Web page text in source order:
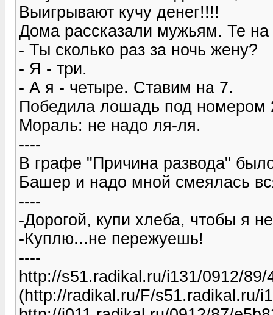
Выигрывают кучу денег!!!!
Дома рассказали мужьям. Те
- Ты сколько раз за ночь жену?
- Я - три.
- А я - четыре. Ставим на 7.
Победила лошадь под номером
Мораль: не надо ля-ля.
----
В графе "Причина развода"
Башер и надо мной смеялась
----
-Дорогой, купи хлеба, чтобы я
-Куплю...не пережуешь!
----
http://s51.radikal.ru/i131/0912/89/
(http://radikal.ru/F/s51.radikal.ru/